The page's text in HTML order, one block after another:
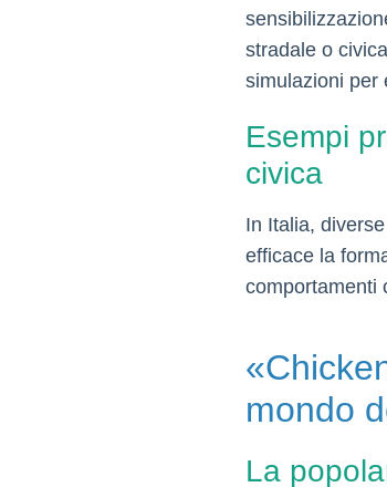
stradale o
simulazioni per
Esempi
civica
In Italia,
efficace la
comportamenti
mondo
La